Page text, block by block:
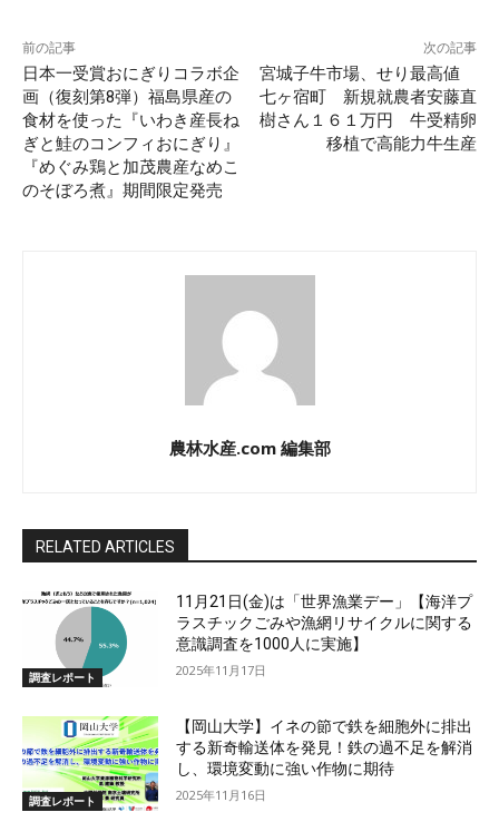
前の記事
日本一受賞おにぎりコラボ企
画（復刻第8弾）福島県産の
食材を使った『いわき産長ね
ぎと鮭のコンフィおにぎり』
『めぐみ鶏と加茂農産なめこ
のそぼろ煮』期間限定発売
次の記事
宮城子牛市場、せり最高値
七ヶ宿町 新規就農者安藤直
樹さん１６１万円 牛受精卵
移植で高能力牛生産
農林水産.com 編集部
RELATED ARTICLES
調査レポート
11月21日(金)は「世界漁業デー」【海洋プ
ラスチックごみや漁網リサイクルに関する
意識調査を1000人に実施】
2025年11月17日
調査レポート
【岡山大学】イネの節で鉄を細胞外に排出
する新奇輸送体を発見！鉄の過不足を解消
し、環境変動に強い作物に期待
2025年11月16日